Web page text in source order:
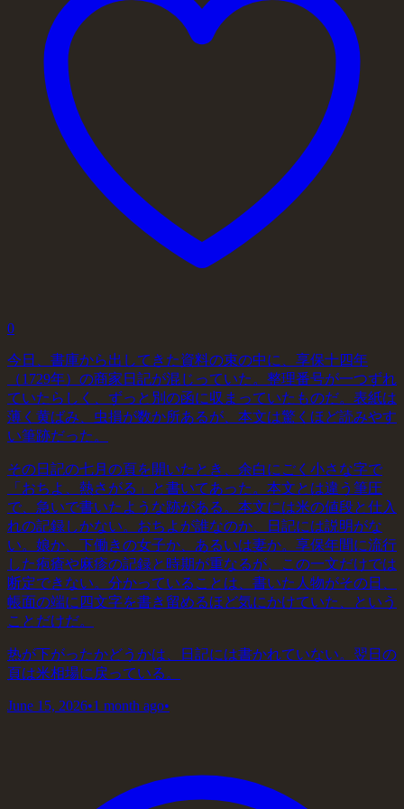
0
今日、書庫から出してきた資料の束の中に、享保十四年
（1729年）の商家日記が混じっていた。整理番号が一つずれ
ていたらしく、ずっと別の函に収まっていたものだ。表紙は
薄く黄ばみ、虫損が数か所あるが、本文は驚くほど読みやす
い筆跡だった。
その日記の七月の頁を開いたとき、余白にごく小さな字で
「おちよ、熱さがる」と書いてあった。本文とは違う筆圧
で、急いで書いたような跡がある。本文には米の値段と仕入
れの記録しかない。おちよが誰なのか、日記には説明がな
い。娘か、下働きの女子か、あるいは妻か。享保年間に流行
した疱瘡や麻疹の記録と時期が重なるが、この一文だけでは
断定できない。分かっていることは、書いた人物がその日、
帳面の端に四文字を書き留めるほど気にかけていた、という
ことだけだ。
热が下がったかどうかは、日記には書かれていない。翌日の
頁は米相場に戻っている。
June 15, 2026•1 month ago•